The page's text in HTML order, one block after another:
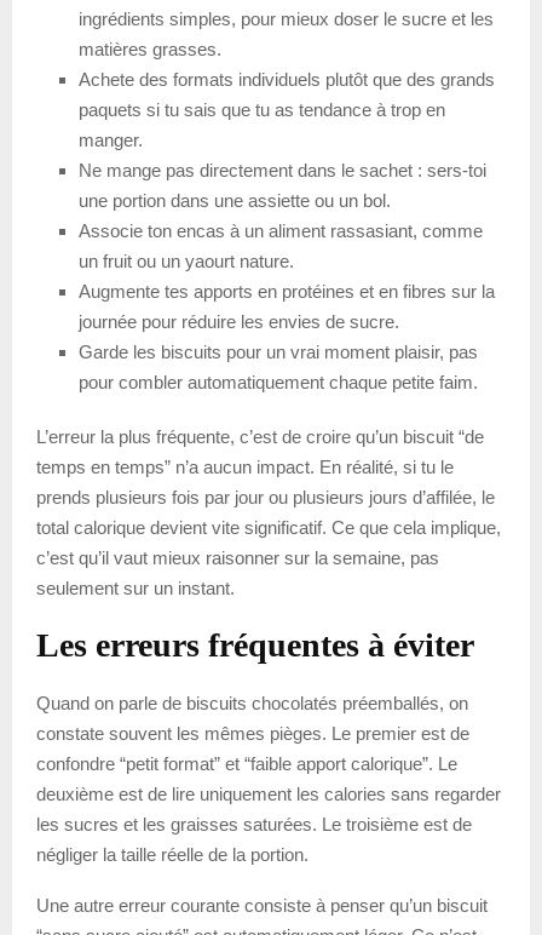
ingrédients simples, pour mieux doser le sucre et les
matières grasses.
Achete des formats individuels plutôt que des grands
paquets si tu sais que tu as tendance à trop en
manger.
Ne mange pas directement dans le sachet : sers-toi
une portion dans une assiette ou un bol.
Associe ton encas à un aliment rassasiant, comme
un fruit ou un yaourt nature.
Augmente tes apports en protéines et en fibres sur la
journée pour réduire les envies de sucre.
Garde les biscuits pour un vrai moment plaisir, pas
pour combler automatiquement chaque petite faim.
L’erreur la plus fréquente, c’est de croire qu’un biscuit “de
temps en temps” n’a aucun impact. En réalité, si tu le
prends plusieurs fois par jour ou plusieurs jours d’affilée, le
total calorique devient vite significatif. Ce que cela implique,
c’est qu’il vaut mieux raisonner sur la semaine, pas
seulement sur un instant.
Les erreurs fréquentes à éviter
Quand on parle de biscuits chocolatés préemballés, on
constate souvent les mêmes pièges. Le premier est de
confondre “petit format” et “faible apport calorique”. Le
deuxième est de lire uniquement les calories sans regarder
les sucres et les graisses saturées. Le troisième est de
négliger la taille réelle de la portion.
Une autre erreur courante consiste à penser qu’un biscuit